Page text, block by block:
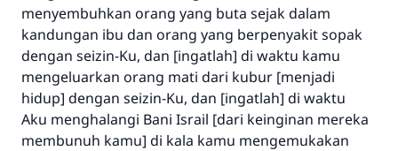
menyembuhkan orang yang buta sejak dalam
kandungan ibu dan orang yang berpenyakit sopak
dengan seizin-Ku, dan [ingatlah] di waktu kamu
mengeluarkan orang mati dari kubur [menjadi
hidup] dengan seizin-Ku, dan [ingatlah] di waktu
Aku menghalangi Bani Israil [dari keinginan mereka
membunuh kamu] di kala kamu mengemukakan